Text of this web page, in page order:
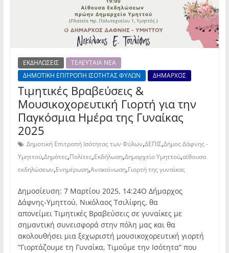
ΕΚΔΗΛΩΣΕΙΣ
ΤΕΛΕΥΤΑΙΑ ΝΕΑ
ΔΗΜΟΤΙΚΗ ΕΠΙΤΡΟΠΗ ΙΣΟΤΗΤΑΣ ΦΥΛΩΝ
ΔΗΜΑΡΧΟΣ
Τιμητικές Βραβεύσεις &
Μουσικοχορευτική Γιορτή για την
Παγκόσμια Ημέρα της Γυναίκας
2025
Δημοτική Επιτροπή Ισότητας των Φύλων,ΔΕΠΙΣ,Δήμος Δάφνης -
Υμηττού,Δημότες,Πολίτες,Εκδήλωση,Δημαρχείο Υμηττού,αίθουσα
εκδηλώσεων,Ενημέρωση,Ανακοίνωση,Γιορτή της γυναίκας
Δημοσίευση: 7 Μαρτίου 2025, 14:24Ο Δήμαρχος
Δάφνης-Υμηττού, Νικόλαος Τσιλίφης, θα
απονείμει Τιμητικές Βραβεύσεις σε γυναίκες με
σημαντική συνεισφορά στην πόλη μας και θα
ακολουθήσει μια ξεχωριστή μουσικοχορευτική γιορτή
“Γιορτάζουμε τη Γυναίκα, Τιμούμε την Ισότητα” που